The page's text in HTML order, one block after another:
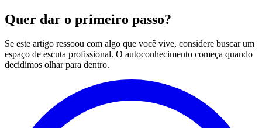
Quer dar o primeiro passo?
Se este artigo ressoou com algo que você vive, considere buscar um
espaço de escuta profissional. O autoconhecimento começa quando
decidimos olhar para dentro.